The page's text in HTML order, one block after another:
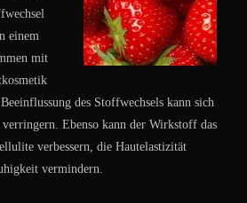
einem
mit
des Stoffwechsels kann sich
verringern. Ebenso kann der Wirkstoff das
verbessern, die Hautelastizität
vermindern.